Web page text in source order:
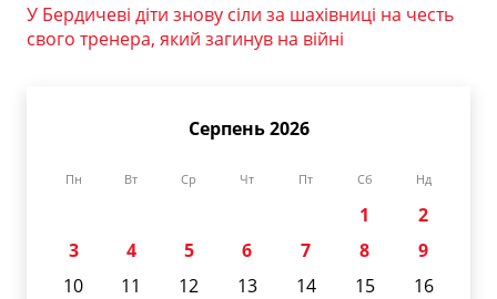
У Бердичеві діти знову сіли за шахівниці на честь
свого тренера, який загинув на війні
Серпень 2026
Пн Вт Ср Чт Пт Сб Нд
1
2
3
4 5 6 7 8
9
10
11 12 13 14 15
16